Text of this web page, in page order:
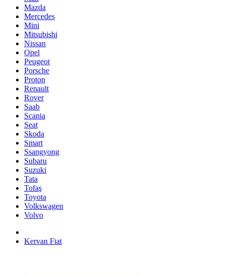
Mazda
Mercedes
Mini
Mitsubishi
Nissan
Opel
Peugeot
Porsche
Proton
Renault
Rover
Saab
Scania
Seat
Skoda
Smart
Ssangyong
Subaru
Suzuki
Tata
Tofaş
Toyota
Volkswagen
Volvo
Kervan Fiat